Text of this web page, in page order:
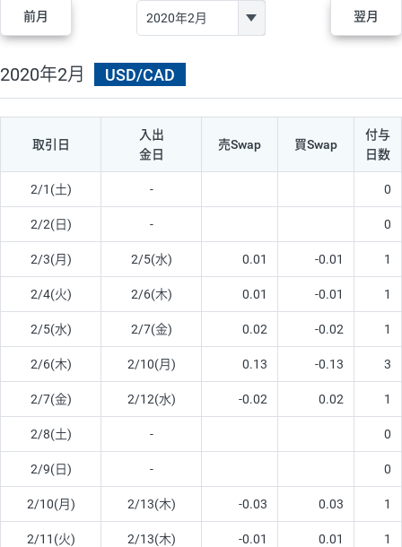
前月 翌月
2020年2月 USD/CAD
取引日
入出
金日
売Swap 買Swap
付与
日数
2/1(土) - 0
2/2(日) - 0
2/3(月) 2/5(水) 0.01 -0.01 1
2/4(火) 2/6(木) 0.01 -0.01 1
2/5(水) 2/7(金) 0.02 -0.02 1
2/6(木) 2/10(月) 0.13 -0.13 3
2/7(金) 2/12(水) -0.02 0.02 1
2/8(土) - 0
2/9(日) - 0
2/10(月) 2/13(木) -0.03 0.03 1
2/11(火) 2/13(木) -0.01 0.01 1